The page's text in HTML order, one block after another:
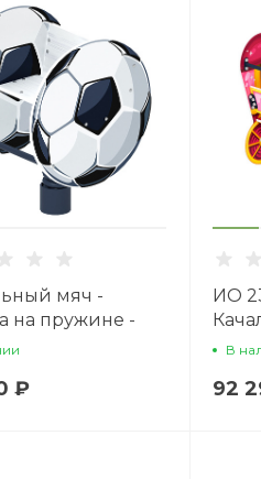
мяч -
на пружине -
01.И1
₽
ИО
В
92